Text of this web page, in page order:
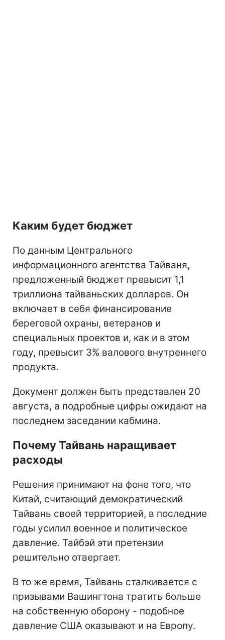
Каким будет бюджет
По данным Центрального
информационного агентства Тайваня,
предложенный бюджет превысит 1,1
триллиона тайваньских долларов. Он
включает в себя финансирование
береговой охраны, ветеранов и
специальных проектов и, как и в этом
году, превысит 3% валового внутреннего
продукта.
Документ должен быть представлен 20
августа, а подробные цифры ожидают на
последнем заседании кабмина.
Почему Тайвань наращивает
расходы
Решения принимают на фоне того, что
Китай, считающий демократический
Тайвань своей территорией, в последние
годы усилил военное и политическое
давление. Тайбэй эти претензии
решительно отвергает.
В то же время, Тайвань сталкивается с
призывами Вашингтона тратить больше
на собственную оборону - подобное
давление США оказывают и на Европу.